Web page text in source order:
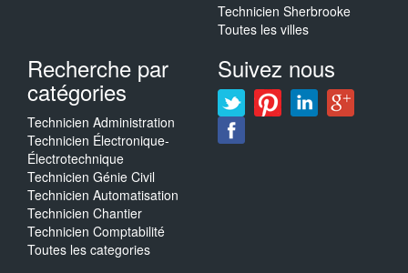
Technicien Sherbrooke
Toutes les villes
Recherche par
catégories
Technicien Administration
Technicien Électronique-
Électrotechnique
Technicien Génie Civil
Technicien Automatisation
Technicien Chantier
Technicien Comptabilité
Toutes les categories
Suivez nous